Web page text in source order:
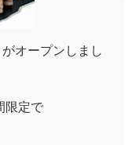
オープンしまし
限定で